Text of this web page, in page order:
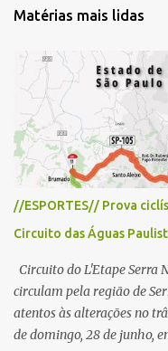
t
i
s
Matérias mais lidas
//ESPORTES// Prova
Circuito das Águas
Circuito do L'Etape Serra
circulam pela região de
atentos às alterações no
de domingo, 28 de junho,